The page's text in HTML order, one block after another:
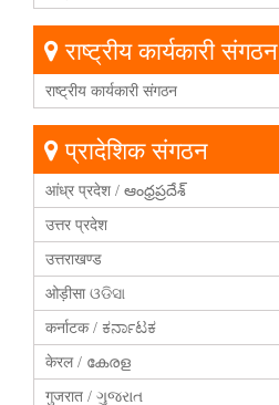
राष्ट्रीय कार्यकारी संगठन
राष्ट्रीय कार्यकारी संगठन
प्रादेशिक संगठन
आंध्र प्रदेश / ఆంధ్రప్రదేశ్
उत्तर प्रदेश
उत्तराखण्ड
ओड़ीसा ଓଡିସା
कर्नाटक / ಕರ್ನಾಟಕ
केरल / കേരള
गुजरात / ગુજરાત